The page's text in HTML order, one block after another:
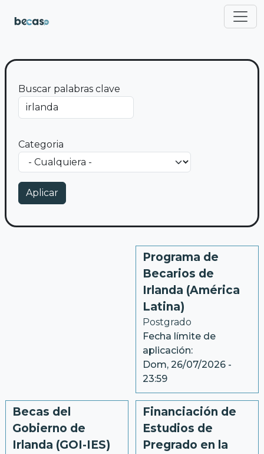
Buscar palabras clave
Categoria
Programa de
Becarios de
Irlanda (América
Latina)
Postgrado
Fecha límite de
aplicación:
Dom, 26/07/2026 -
23:59
Becas del
Gobierno de
Irlanda (GOI-IES)
Financiación de
Estudios de
Pregrado en la